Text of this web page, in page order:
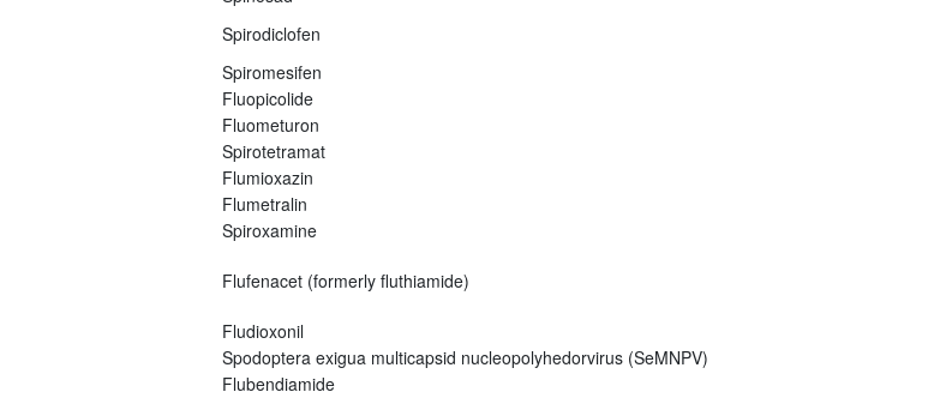
Spirodiclofen
Spiromesifen
Fluopicolide
Fluometuron
Spirotetramat
Flumioxazin
Flumetralin
Spiroxamine
Flufenacet (formerly fluthiamide)
Fludioxonil
Spodoptera exigua multicapsid nucleopolyhedorvirus (SeMNPV)
Flubendiamide